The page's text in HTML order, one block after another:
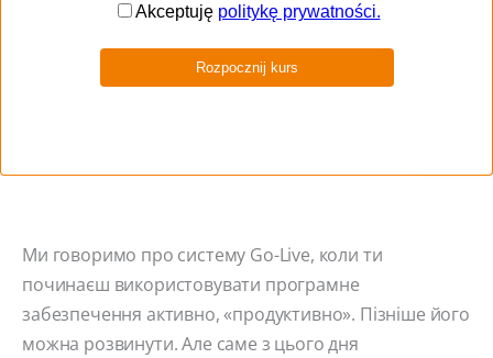
опцію в окремому екземплярі системи. Це така
безпека, що незатверджені функції не переходять у
виробництво.
Ми говоримо про систему Go-Live, коли ти
починаєш використовувати програмне
забезпечення активно, «продуктивно». Пізніше його
можна розвинути. Але саме з цього дня